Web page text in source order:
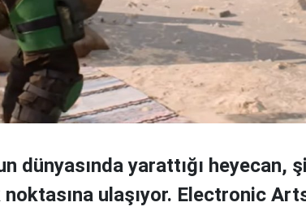
dünyasında yarattığı heyecan,
ulaşıyor. Electronic